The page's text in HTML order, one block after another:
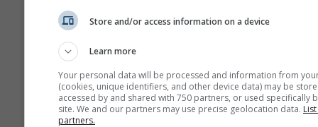
Store and/or access information on a device
Learn more
Your personal data will be processed and information from
(cookies, unique identifiers, and other device data) may be
accessed by and shared with 750 partners, or used specifically
site. We and our partners may use precise geolocation data.
partners.